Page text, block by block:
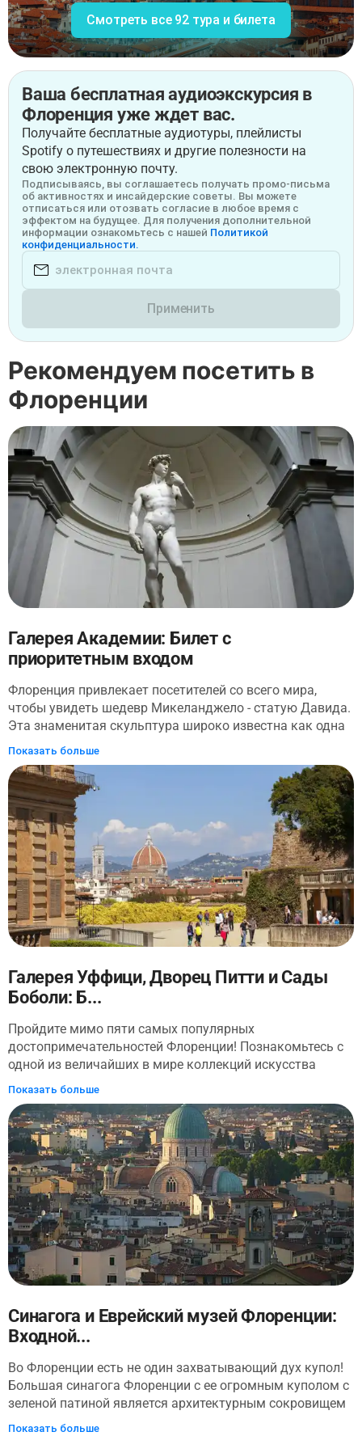
Смотреть все 92 тура и билета
Ваша бесплатная аудиоэкскурсия в
Флоренция уже ждет вас.
Получайте бесплатные аудиотуры, плейлисты
Spotify о путешествиях и другие полезности на
свою электронную почту.
Подписываясь, вы соглашаетесь получать промо-письма
об активностях и инсайдерские советы. Вы можете
отписаться или отозвать согласие в любое время с
эффектом на будущее. Для получения дополнительной
информации ознакомьтесь с нашей Политикой
конфиденциальности.
Применить
Рекомендуем посетить в
Флоренции
Галерея Академии: Билет с
приоритетным входом
Флоренция привлекает посетителей со всего мира,
чтобы увидеть шедевр Микеланджело - статую Давида.
Эта знаменитая скульптура широко известна как одна
из самых известных во всем мире, представляющая
силу и красоту молодости эпохи Возрождения.
Посетители могут получить билеты у представителя
компании перед посещением музея Микеланджело
Буонаротти.
Показать больше
Галерея Уффици, Дворец Питти и Сады
Боболи: Б...
Пройдите мимо пяти самых популярных
достопримечательностей Флоренции! Познакомьтесь с
одной из величайших в мире коллекций искусства
эпохи Возрождения в галерее Уффици, полюбуйтесь
роскошным декором Палаццо Питти и познакомьтесь с
зеленым тосканским раем - массивным садом Боболи.
Показать больше
Синагога и Еврейский музей Флоренции:
Входной...
Во Флоренции есть не один захватывающий дух купол!
Большая синагога Флоренции с ее огромным куполом с
зеленой патиной является архитектурным сокровищем
и одной из самых важных синагог в Италии.
Показать больше